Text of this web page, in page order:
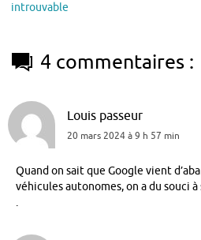
introuvable
4 commentaires :
Louis passeur
20 mars 2024 à 9 h 57 min
Quand on sait que Google vient
véhicules autonomes, on a du souci
.